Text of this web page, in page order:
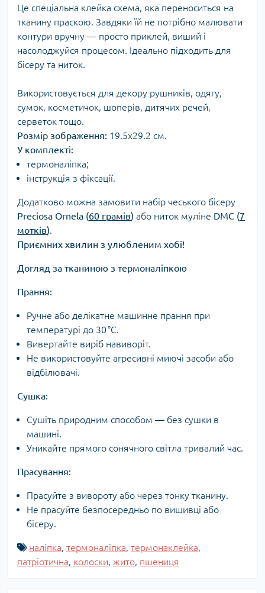
Це спеціальна клейка схема, яка переноситься на
тканину праскою. Завдяки їй не потрібно малювати
контури вручну — просто приклей, виший і
насолоджуйся процесом. Ідеально підходить для
бісеру та ниток.
Використовується для декору рушників, одягу,
сумок, косметичок, шоперів, дитячих речей,
серветок тощо.
Розмір зображення: 19.5х29.2 см.
У комплекті:
термоналіпка;
інструкція з фіксації.
Додатково можна замовити набір чеського бісеру
Preciosa Ornela (60 грамів) або ниток муліне DMC (7
мотків).
Приємних хвилин з улюбленим хобі!
Догляд за тканиною з термоналіпкою
Прання:
Ручне або делікатне машинне прання при
температурі до 30 °C.
Вивертайте виріб навиворіт.
Не використовуйте агресивні миючі засоби або
відбілювачі.
Сушка:
Сушіть природним способом — без сушки в
машині.
Уникайте прямого сонячного світла тривалий час.
Прасування:
Прасуйте з вивороту або через тонку тканину.
Не прасуйте безпосередньо по вишивці або
бісеру.
наліпка, термоналіпка, термонаклейка,
патріотична, колоски, жито, пшениця